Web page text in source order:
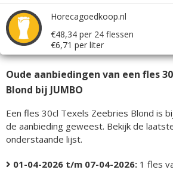
Horecagoedkoop.nl
€48,34 per 24 flessen
€6,71 per liter
Oude aanbiedingen van een fles
Blond bij JUMBO
Een fles 30cl Texels Zeebries Blond is
de aanbieding geweest. Bekijk de
onderstaande lijst.
01-04-2026 t/m 07-04-2026: 1 fles